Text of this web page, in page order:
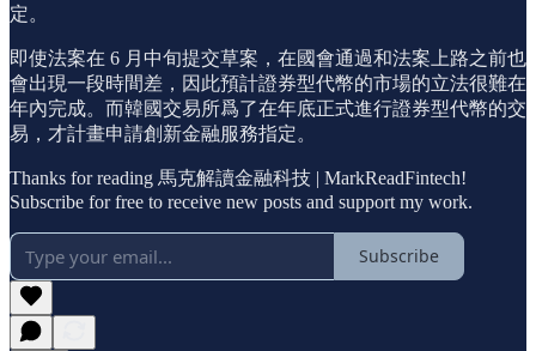
定。
即使法案在 6 月中旬提交草案，在國會通過和法案上路之前也
會出現一段時間差，因此預計證券型代幣的市場的立法很難在
年內完成。而韓國交易所爲了在年底正式進行證券型代幣的交
易，才計畫申請創新金融服務指定。
Thanks for reading 馬克解讀金融科技 | MarkReadFintech!
Subscribe for free to receive new posts and support my work.
Subscribe